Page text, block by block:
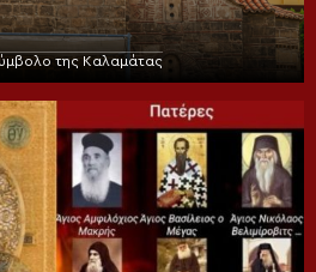
της Καλαμάτας